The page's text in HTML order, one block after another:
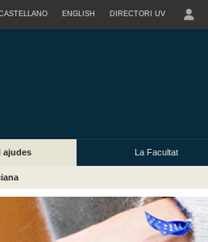
ENGLISH DIRECTORI UV
ajudes La Facultat